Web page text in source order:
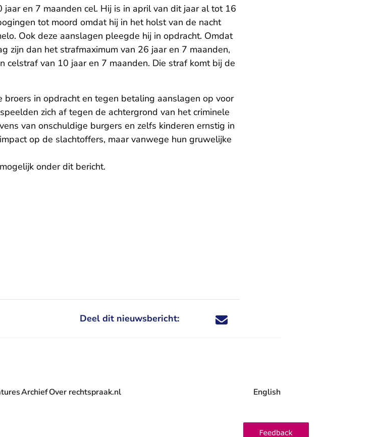
en 7 maanden cel. Hij is in april van dit jaar al tot 16
tot moord omdat hij in het holst van de nacht
Ook deze aanslagen pleegde hij in opdracht. Omdat
zijn dan het strafmaximum van 26 jaar en 7 maanden,
celstraf van 10 jaar en 7 maanden. Die straf komt bij de
in opdracht en tegen betaling aanslagen op voor
zich af tegen de achtergrond van het criminele
van onschuldige burgers en zelfs kinderen ernstig in
op de slachtoffers, maar vanwege hun gruwelijke
onder dit bericht.
Rechtspraak.nl
Deel dit nieuwsbericht: Deel dit nieuwsbericht via X - U verlaat
Deel dit nieuwsbericht via Facebook - U
Deel dit nieuwsbericht via e-mail
Deel dit nieuwsbericht via LinkedIn - U
Rechtspraak.nl
Rechtspraak.nl
ArchiefOver rechtspraak.nl English